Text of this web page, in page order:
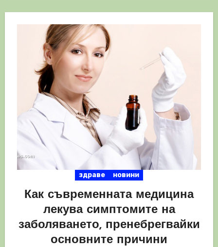
здраве новини
Как съвременната медицина
лекува симптомите на
заболяването, пренебрегвайки
основните причини